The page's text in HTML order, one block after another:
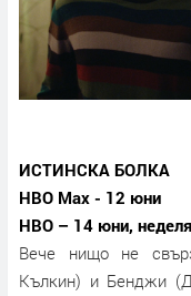
ИСТИНСКА БОЛКА
HBO Max - 12 юни
HBO – 14 юни,
Вече нищо не
Кълкин) и Бенджи